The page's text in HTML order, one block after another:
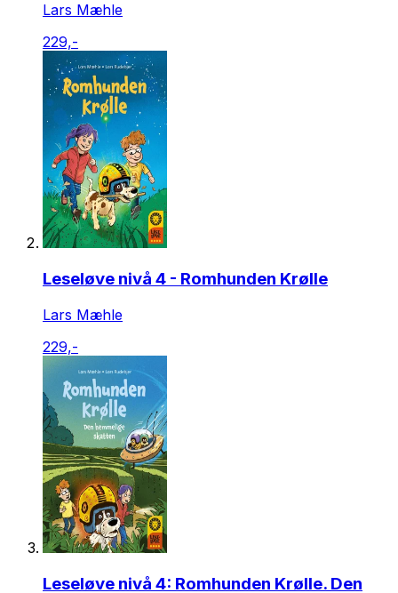
Lars Mæhle
229,-
Leseløve nivå 4 - Romhunden Krølle
Lars Mæhle
229,-
Leseløve nivå 4: Romhunden Krølle. Den